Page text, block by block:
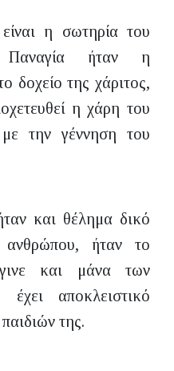
η σωτηρία του
ήταν η
δοχείο της χάριτος,
η χάρη του
την γέννηση του
και θέλημα δικό
ήταν το
και μάνα των
αποκλειστικό
της.